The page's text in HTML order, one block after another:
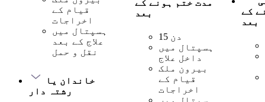
قیام کے
اخراجات
ہسپتال میں
علاج کے بعد
نقل و حمل
خاندان یا
رشتہ دار
مدت ختم ہونے کے
بعد
15 دن
ہسپتال میں
داخل علاج
بیرون ملک
قیام کے
اخراجات
ہسپتال میں
کے
بعد